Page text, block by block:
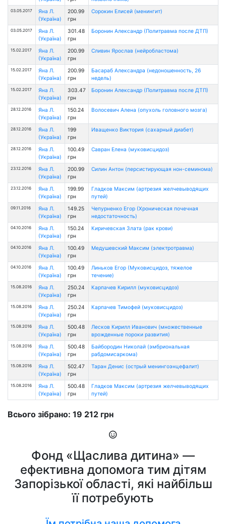
03.05.2017
Яна Л.
(Україна)
200.99
грн
Сорокин Елисей (менингит)
03.05.2017
Яна Л.
(Україна)
301.48
грн
Боронин Александр (Политравма после ДТП)
15.02.2017
Яна Л.
(Україна)
200.99
грн
Сливин Ярослав (нейробластома)
15.02.2017
Яна Л.
(Україна)
200.99
грн
Басараб Александра (недоношенность, 26
недель)
15.02.2017
Яна Л.
(Україна)
303.47
грн
Боронин Александр (Политравма после ДТП)
28.12.2016
Яна Л.
(Україна)
150.24
грн
Волосевич Алена (oпухоль головного мозга)
28.12.2016
Яна Л.
(Україна)
199
грн
Иващенко Виктория (сахарный диабет)
28.12.2016
Яна Л.
(Україна)
100.49
грн
Савран Елена (муковисцидоз)
23.12.2016
Яна Л.
(Україна)
200.99
грн
Силин Антон (персистирующая нон-семинома)
23.12.2016
Яна Л.
(Україна)
199.99
грн
Гладков Максим (артрезия желчевыводящих
путей)
09.11.2016
Яна Л.
(Україна)
149.25
грн
Чепурненко Егор (Хроническая почечная
недостаточность)
04.10.2016
Яна Л.
(Україна)
150.24
грн
Киричевская Злата (рак крови)
04.10.2016
Яна Л.
(Україна)
100.49
грн
Медушевский Максим (электротравма)
04.10.2016
Яна Л.
(Україна)
100.49
грн
Линьков Егор (Муковисцидоз, тяжелое
течение)
15.08.2016
Яна Л.
(Україна)
250.24
грн
Карпачев Кирилл (муковисцидоз)
15.08.2016
Яна Л.
(Україна)
250.24
грн
Карпачев Тимофей (муковисцидоз)
15.08.2016
Яна Л.
(Україна)
500.48
грн
Лесков Кирилл Иванович (множественные
врожденные пороки развития)
15.08.2016
Яна Л.
(Україна)
500.48
грн
Байбородин Николай (эмбриональная
рабдомисаркома)
15.08.2016
Яна Л.
(Україна)
502.47
грн
Таран Денис (острый менингоэнцефалит)
15.08.2016
Яна Л.
(Україна)
500.48
грн
Гладков Максим (артрезия желчевыводящих
путей)
Всього зібрано: 19 212 грн
Фонд «Щаслива дитина» —
ефективна допомога тим дітям
Запорізької області, які найбільш
її потребують